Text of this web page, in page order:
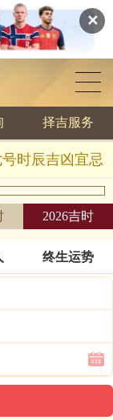
✕
择吉服务
时辰吉凶宜忌
2026吉时
终生运势